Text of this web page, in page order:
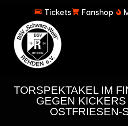
Tickets Fanshop
TORSPEKTAKEL IM
GEGEN
OSTFRIESEN-